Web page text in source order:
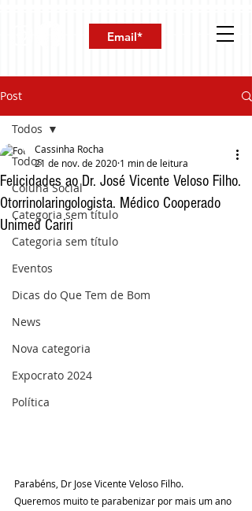
Post
Todos
Coluna Social
Categoria sem título
Categoria sem título
Eventos
Dicas do Que Tem de Bom
News
Nova categoria
Expocrato 2024
Política
Todos
Felicidades ao Dr. José Vicente Veloso Filho.
Otorrinolaringologista. Médico Cooperado
Unimed Cariri
Cassinha Rocha
21 de nov. de 2020 1 min de leitura
Parabéns, Dr Jose Vicente Veloso Filho.
Queremos muito te parabenizar por mais um ano